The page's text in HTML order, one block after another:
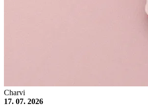
Charvi
17. 07. 2026